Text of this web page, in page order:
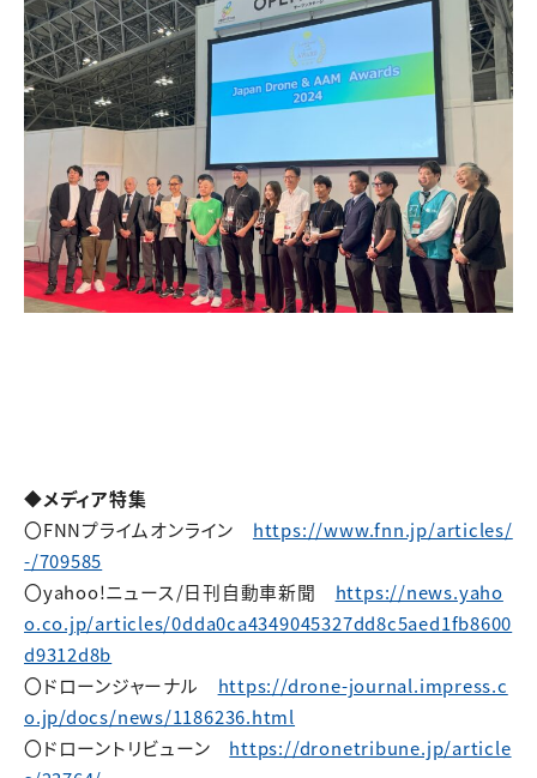
◆メディア特集
〇FNNプライムオンライン https://www.fnn.jp/articles/
-/709585
〇yahoo!ニュース/日刊自動車新聞 https://news.yaho
o.co.jp/articles/0dda0ca4349045327dd8c5aed1fb8600
d9312d8b
〇ドローンジャーナル https://drone-journal.impress.c
o.jp/docs/news/1186236.html
〇ドローントリビューン https://dronetribune.jp/article